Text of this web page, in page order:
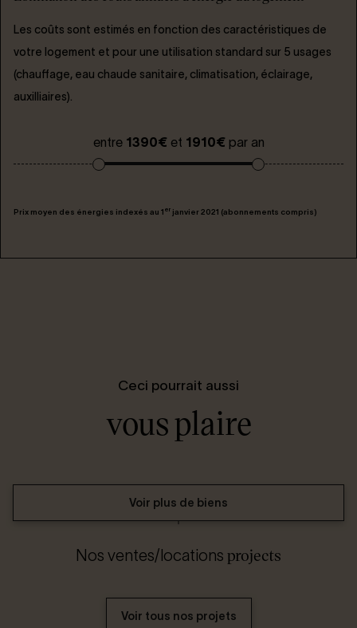
Les coûts sont estimés en fonction des caractéristiques de
votre logement et pour une utilisation standard sur 5 usages
(chauffage, eau chaude sanitaire, climatisation, éclairage,
auxilliaires).
entre 1390€et 1910€par an
Prix moyen des énergies indexés au 1 er janvier 2021 (abonnements compris)
Ceci pourrait aussi
vous plaire
Voir plus de biens
Nos ventes/locations projects
Voir tous nos projets